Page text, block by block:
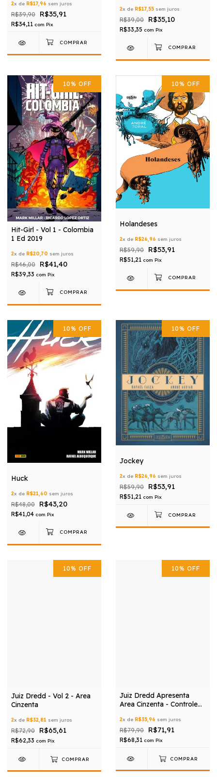
2x de R$17,96 sem juros
R$39,90 R$35,91
R$34,11 com Pix
2x de R$17,55 sem juros
R$39,00 R$35,10
R$33,35 com Pix
10% OFF
Hit-Girl - Vol 1 - Colombia
1 Ed 2019
2x de R$20,70 sem juros
R$46,00 R$41,40
R$39,33 com Pix
10% OFF
Holandeses
2x de R$26,96 sem juros
R$59,90 R$53,91
R$51,21 com Pix
10% OFF
Huck
2x de R$21,60 sem juros
R$48,00 R$43,20
R$41,04 com Pix
10% OFF
Jockey
2x de R$26,96 sem juros
R$59,90 R$53,91
R$51,21 com Pix
10% OFF
Juiz Dredd - Vol 2 - Area
Cinzenta
2x de R$32,81 sem juros
R$72,90 R$65,61
R$62,33 com Pix
COMPRAR
10% OFF
Juiz Dredd Apresenta
Area Cinzenta - Controle
2x de R$35,96 sem juros
R$79,90 R$71,91
R$68,31 com Pix
COMPRAR